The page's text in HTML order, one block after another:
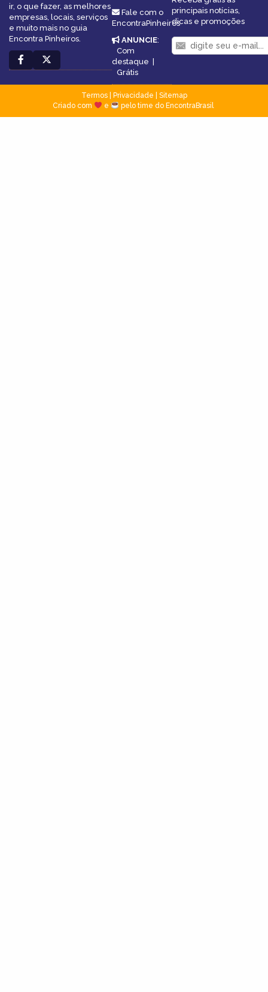
ir, o que fazer, as melhores
empresas, locais, serviços
e muito mais no guia
Encontra Pinheiros.
Fale com o
EncontraPinheiros
ANUNCIE:
Com
destaque |
Grátis
principais notícias,
dicas e promoções
Termos| Privacidade
Sitemap
Criado com
e pelo time do EncontraBrasil